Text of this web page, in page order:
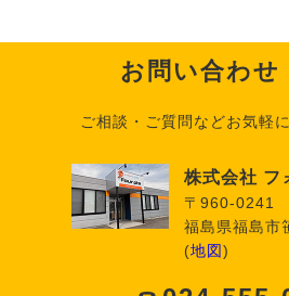
お問い合わせ
ご相談・ご質問などお気軽
株式会社 フ
〒960-0241
福島県福島市
(地図)